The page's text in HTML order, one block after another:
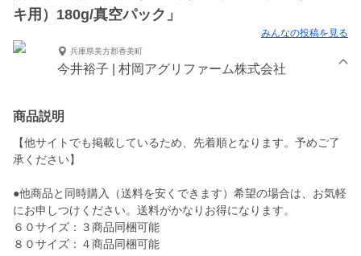
キ用）180g/真空パック」
みんなの投稿を見る
兵庫県美方郡香美町
今井裕子 | 村岡アグリファーム株式会社
商品説明
【他サイトでも掲載しているため、先着順となります。予めご了
承ください】
●他商品と同時購入（送料を安くできます）希望の場合は、お気軽
にお申しつけください。送料がかなりお得になります。
６０サイズ：３商品同梱可能
８０サイズ：４商品同梱可能